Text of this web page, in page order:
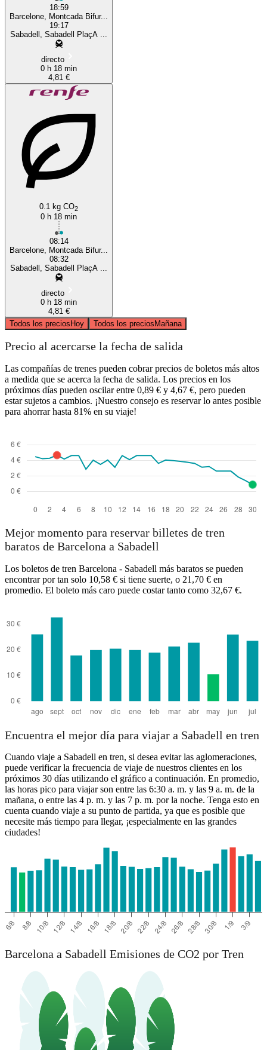
18:59
Barcelone, Montcada Bifur...
19:17
Sabadell, Sabadell PlaçA ...
directo
0 h 18 min
4,81 €
0.1 kg CO2
0 h 18 min
08:14
Barcelone, Montcada Bifur...
08:32
Sabadell, Sabadell PlaçA ...
directo
0 h 18 min
4,81 €
Todos los preciosHoy Todos los preciosMañana
Precio al acercarse la fecha de salida
Las compañías de trenes pueden cobrar precios de boletos más altos
a medida que se acerca la fecha de salida. Los precios en los
próximos días pueden oscilar entre 0,89 € y 4,67 €, pero pueden
estar sujetos a cambios. ¡Nuestro consejo es reservar lo antes posible
para ahorrar hasta 81% en su viaje!
Mejor momento para reservar billetes de tren
baratos de Barcelona a Sabadell
Los boletos de tren Barcelona - Sabadell más baratos se pueden
encontrar por tan solo 10,58 € si tiene suerte, o 21,70 € en
promedio. El boleto más caro puede costar tanto como 32,67 €.
Encuentra el mejor día para viajar a Sabadell en tren
Cuando viaje a Sabadell en tren, si desea evitar las aglomeraciones,
puede verificar la frecuencia de viaje de nuestros clientes en los
próximos 30 días utilizando el gráfico a continuación. En promedio,
las horas pico para viajar son entre las 6:30 a. m. y las 9 a. m. de la
mañana, o entre las 4 p. m. y las 7 p. m. por la noche. Tenga esto en
cuenta cuando viaje a su punto de partida, ya que es posible que
necesite más tiempo para llegar, ¡especialmente en las grandes
ciudades!
Barcelona a Sabadell Emisiones de CO2 por Tren